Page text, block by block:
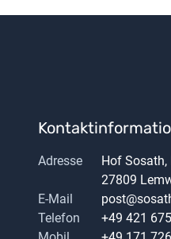
Adresse
Hof Sosath,
27809
E-Mail
Telefon
+49 421